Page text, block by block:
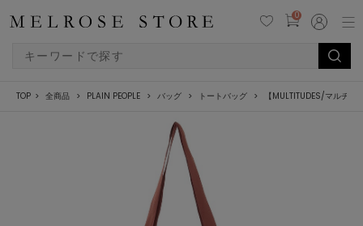
0
TOP 全商品 PLAIN PEOPLE バッグ トートバッグ 【MULTITUDES/マルチチ